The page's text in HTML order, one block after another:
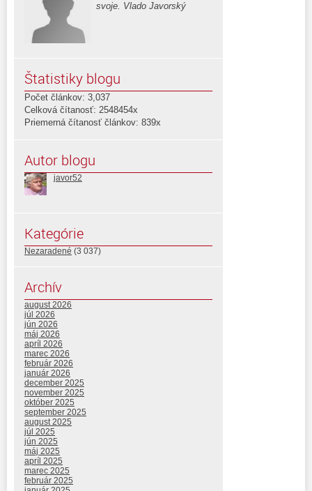
svoje. Vlado Javorský
Štatistiky blogu
Počet článkov: 3,037
Celková čítanosť: 2548454x
Priemerná čítanosť článkov: 839x
Autor blogu
javor52
Kategórie
Nezaradené (3 037)
Archív
august 2026
júl 2026
jún 2026
máj 2026
apríl 2026
marec 2026
február 2026
január 2026
december 2025
november 2025
október 2025
september 2025
august 2025
júl 2025
jún 2025
máj 2025
apríl 2025
marec 2025
február 2025